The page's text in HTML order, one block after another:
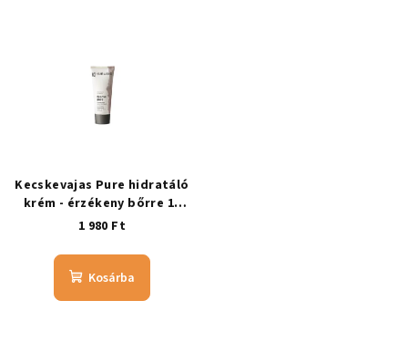
Kecskevajas Pure hidratáló
krém - érzékeny bőrre 10
ml
1 980 Ft
Kosárba